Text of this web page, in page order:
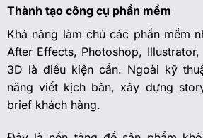
Thành tạo công cụ phần mềm
Khả năng làm chủ các phần mềm
After Effects, Photoshop,
3D là điều kiện cần. Ngoài kỹ
năng viết kịch bản, xây dựng
brief khách hàng.